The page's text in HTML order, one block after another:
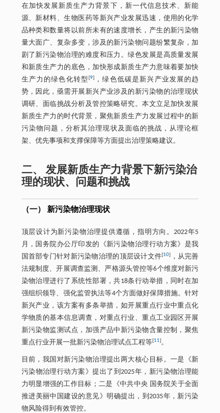
在加快发展新质生产力背景下，新一代信息技术、新能
源、新材料、生物医药等新兴产业发展迅速，使用的化学
品种类和数量将以前所未有的速度增长，产生的新污染物
量大面广、复杂多变，涉及的新污染物问题纷繁复杂，加
剧了新污染物治理的难度和压力。绿色发展是高质量发展
和新质生产力的底色，加快形成新质生产力意味着要加快
生产力的绿色化转型[9]
，绿色低碳是新兴产业发展的趋
势，因此，亟需开展新兴产业涉及的新污染物的治理现状
调研、面临挑战分析及管控策略研究。本文立足加快发展
新质生产力的时代背景，聚焦新质生产力发展过程中的新
污染物问题，分析其治理现状及面临的挑战，从理论框
架、优先事项和支撑保障等方面提出治理策略建议。
二、 发展新质生产力背景下新污染治
理的现状、问题和挑战
（一） 新污染物治理现状
顶层设计为新污染物治理提供遵循，指明方向。2022年5
月，国务院办公厅印发的《新污染物治理行动方案》是我
国首部专门针对新污染物治理的顶层设计文件[10]
，从完善
法规制度、开展调查监测、严格源头管控等6个维度对新污
染物治理进行了系统性部署，共18条行动举措，同时在加
强组织领导、强化监管执法等4个方面做好保障措施。针对
新兴产业，该方案有多条举措，如开展重点行业中重点化
学物质的基本信息调查，对重点行业、重点工业园区开展
新污染物监测试点，加强产品中新污染物含量控制，聚焦
重点行业开展一批新污染物治理试点工程等[11]。
目前，我国对新污染物治理提出两大核心目标。一是《新
污染物治理行动方案》提出了到2025年，新污染物治理能
力明显增强的工作目标；二是《中共中央 国务院关于全面
推进美丽中国建设的意见》明确提出，到2035年，新污染
物风险得到有效管控。